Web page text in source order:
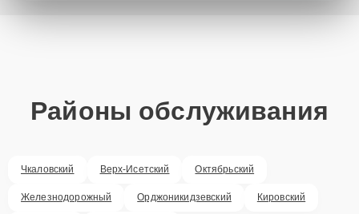
Районы обслуживания
Чкаловский Верх-Исетский Октябрьский
Железнодорожный Орджоникидзевский Кировский